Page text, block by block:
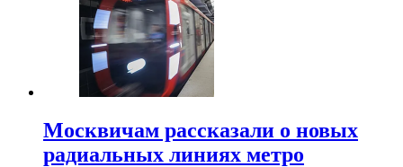
Москвичам рассказали о новых
радиальных линиях метро